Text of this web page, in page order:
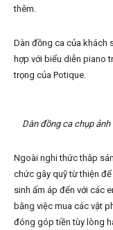
thêm.
Dàn đồng ca của khách
hợp với biểu diễn piano
trọng của Potique.
Dàn đồng ca chụp
Ngoài nghi thức thắp
chức gây quỹ từ thiện
sinh ấm áp đến với các
bằng việc mua các vật
đóng góp tiền tùy lòng